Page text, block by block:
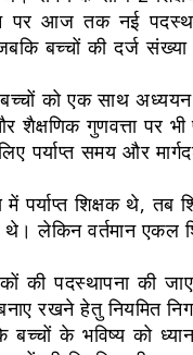
पर आज तक नई
बच्चों की दर्ज
को एक साथ
शैक्षणिक गुणवत्ता पर
पर्याप्त समय और
पर्याप्त शिक्षक थे, तब
लेकिन वर्तमान एकल
की पदस्थापना की
रखने हेतु नियमित
बच्चों के भविष्य को